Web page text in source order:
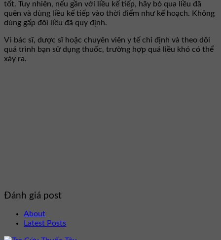
tốt. Tuy nhiên, nếu gần với liều kế tiếp, hãy bỏ qua liều đã
quên và dùng liều kế tiếp vào thời điểm như kế hoạch. Không
dùng gấp đôi liều đã quy định.
Vì bác sĩ, dược sĩ hoặc chuyên viên y tế chỉ định và theo dõi
quá trình bạn sử dụng thuốc, trường hợp quá liều khó có thể
xảy ra.
Đánh giá post
About
Latest Posts